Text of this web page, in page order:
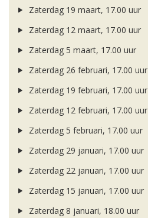
Zaterdag 19 maart, 17.00 uur
Zaterdag 12 maart, 17.00 uur
Zaterdag 5 maart, 17.00 uur
Zaterdag 26 februari, 17.00 uur
Zaterdag 19 februari, 17.00 uur
Zaterdag 12 februari, 17.00 uur
Zaterdag 5 februari, 17.00 uur
Zaterdag 29 januari, 17.00 uur
Zaterdag 22 januari, 17.00 uur
Zaterdag 15 januari, 17.00 uur
Zaterdag 8 januari, 18.00 uur